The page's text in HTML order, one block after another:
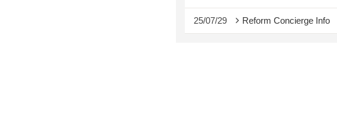
25/07/29 Reform Concierge Info